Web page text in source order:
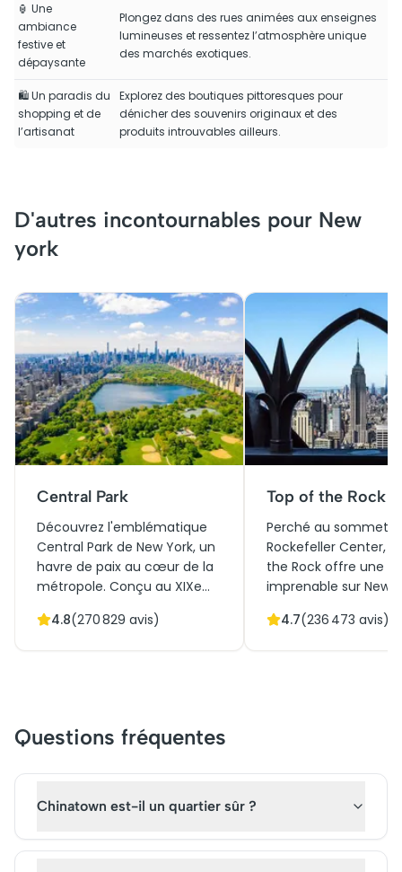
🏮 Une
ambiance
festive et
dépaysante
Plongez dans des rues animées aux enseignes
lumineuses et ressentez l’atmosphère unique
des marchés exotiques.
🛍️ Un paradis du
shopping et de
l’artisanat
Explorez des boutiques pittoresques pour
dénicher des souvenirs originaux et des
produits introuvables ailleurs.
D'autres incontournables pour New
york
Central Park
Découvrez l'emblématique
Central Park de New York, un
havre de paix au cœur de la
métropole. Conçu au XIXe
paysager combine histoire et
remarquables. Initialement
créé pour offrir un espace
incontournable de New York.
visite guidée et explorez ce
4.8(270 829 avis)
Top of the Rock
Perché au sommet
Rockefeller Center,
the Rock offre une
imprenable sur New
of the Rock permet
ascenseurs en
une expérience
émerveillement
4.7(236 473 avis)
Questions fréquentes
Chinatown est-il un quartier sûr ?